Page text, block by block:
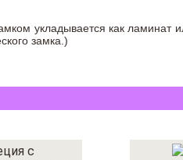
укладывается как ламинат
замка.)